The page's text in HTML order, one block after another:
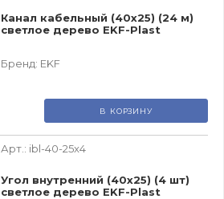
Канал кабельный (40х25) (24 м)
светлое дерево EKF-Plast
Бренд: EKF
В КОРЗИНУ
Арт.: ibl-40-25x4
Угол внутренний (40х25) (4 шт)
светлое дерево EKF-Plast